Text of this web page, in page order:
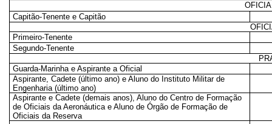
Capitão-Tenente e Capitão
Primeiro-Tenente
Segundo-Tenente
Guarda-Marinha e Aspirante a Oficial
Aspirante, Cadete (último ano) e Aluno do Instituto Militar de
Engenharia (último ano)
Aspirante e Cadete (demais anos), Aluno do Centro de Formação
de Oficiais da Aeronáutica e Aluno de Órgão de Formação de
Oficiais da Reserva